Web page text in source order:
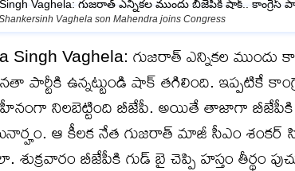
Vaghela son Mahendra joins Congress
Singh Vaghela: గుజరాత్ ఎన్నికల ముందు
పార్టీకి ఉన్నట్టుండి షాక్ తగిలింది. ఇప్పటికే
నిలబెట్టింది బీజేపీ. అయితే తాజాగా బీజేపీకి
ఆ కీలక నేత గుజరాత్ మాజీ సీఎం శంకర్
బీజేపీకి గుడ్ బై చెప్పి హస్తం తీర్థం